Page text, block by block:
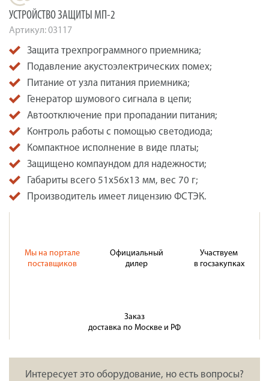
УСТРОЙСТВО ЗАЩИТЫ МП-2
Артикул:03117
Защита трехпрограммного приемника;
Подавление акустоэлектрических помех;
Питание от узла питания приемника;
Генератор шумового сигнала в цепи;
Автоотключение при пропадании питания;
Контроль работы с помощью светодиода;
Компактное исполнение в виде платы;
Защищено компаундом для надежности;
Габариты всего 51x56x13 мм, вес 70 г;
Производитель имеет лицензию ФСТЭК.
Мы на портале
поставщиков
Официальный
дилер
Участвуем
в госзакупках
Заказ
доставка по Москве и РФ
Интересует это оборудование, но есть вопросы?